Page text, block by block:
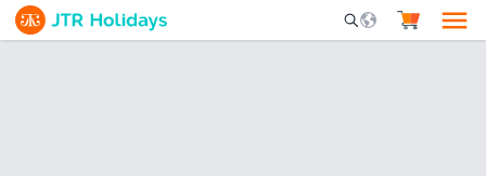
Mobile Search